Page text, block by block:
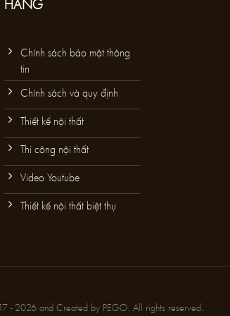
HÀNG
Chính sách bảo mật thông
tin
Chính sách và quy định
Thiết kế nội thất
Thi công nội thất
Video Youtube
Thiết kế nội thất biệt thự
- 2026 and Created by PEGO. All rights reserved.